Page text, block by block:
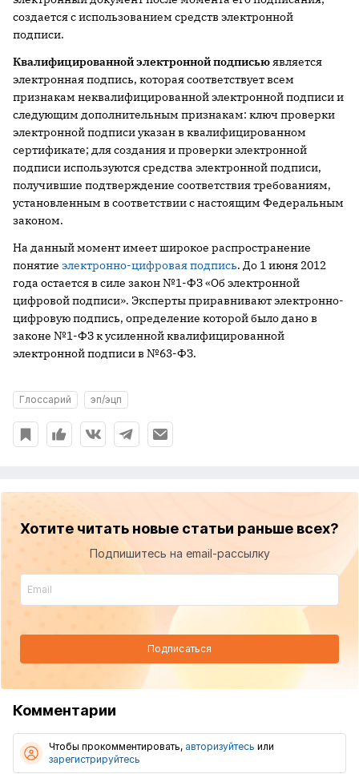
создается с использованием средств электронной
подписи.
Квалифицированной электронной подписьюявляется
электронная подпись, которая соответствует всем
признакам неквалифицированной электронной подписи и
следующим дополнительным признакам: ключ проверки
электронной подписи указан в квалифицированном
сертификате; для создания и проверки электронной
подписи используются средства электронной подписи,
получившие подтверждение соответствия требованиям,
установленным в соответствии с настоящим Федеральным
законом.
На данный момент имеет широкое распространение
понятие электронно-цифровая подпись. До 1 июня 2012
года остается в силе закон №1-ФЗ «Об электронной
цифровой подписи». Эксперты приравнивают электронно-
цифровую подпись, определение которой было дано в
законе №1-ФЗ к усиленной квалифицированной
электронной подписи в №63-ФЗ.
Глоссарий эп/эцп
Хотите читать новые статьи раньше всех?
Подпишитесь на email-рассылку
Подписаться
Комментарии
Чтобы прокомментировать, авторизуйтесь или
зарегистрируйтесь